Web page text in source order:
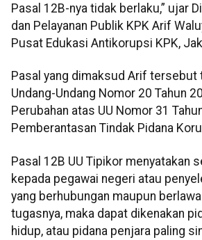
Pasal 12B-nya tidak berlaku,” ujar
dan Pelayanan Publik KPK Arif
Pusat Edukasi Antikorupsi KPK,
Pasal yang dimaksud Arif tersebut
Undang-Undang Nomor 20 Tahun
Perubahan atas UU Nomor 31
Pemberantasan Tindak Pidana
Pasal 12B UU Tipikor menyatakan
kepada pegawai negeri atau
yang berhubungan maupun
tugasnya, maka dapat dikenakan
hidup, atau pidana penjara paling